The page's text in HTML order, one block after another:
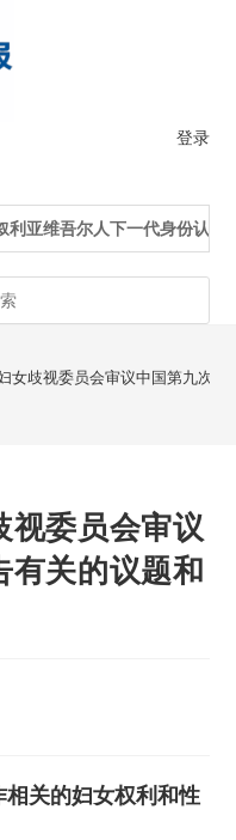
登录
尔人下一代身份认同
女歧视委员会审议中国第九次
视委员会审议
有关的议题和
关的妇女权利和性